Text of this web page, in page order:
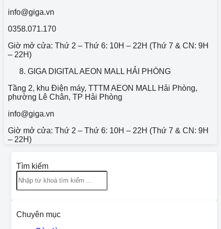
info@giga.vn
0358.071.170
Giờ mở cửa: Thứ 2 – Thứ 6: 10H – 22H (Thứ 7 & CN: 9H
– 22H)
GIGA DIGITAL AEON MALL HẢI PHÒNG
Tầng 2, khu Điện máy, TTTM AEON MALL Hải Phòng,
phường Lê Chân, TP Hải Phòng
info@giga.vn
Giờ mở cửa: Thứ 2 – Thứ 6: 10H – 22H (Thứ 7 & CN: 9H
– 22H)
Tìm kiếm
Chuyên mục